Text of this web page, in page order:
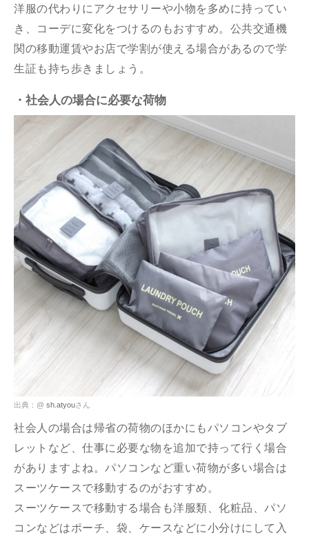
洋服の代わりにアクセサリーや小物を多めに持ってい
き、コーデに変化をつけるのもおすすめ。公共交通機
関の移動運賃やお店で学割が使える場合があるので学
生証も持ち歩きましょう。
・社会人の場合に必要な荷物
出典：@ sh.atyouさん
社会人の場合は帰省の荷物のほかにもパソコンやタブ
レットなど、仕事に必要な物を追加で持って行く場合
がありますよね。パソコンなど重い荷物が多い場合は
スーツケースで移動するのがおすすめ。
スーツケースで移動する場合も洋服類、化粧品、パソ
コンなどはポーチ、袋、ケースなどに小分けにして入